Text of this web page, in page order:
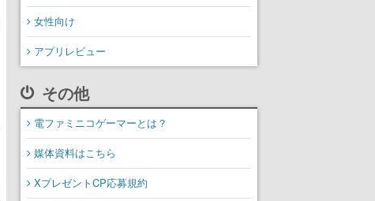
女性向け
アプリレビュー
その他
電ファミニコゲーマーとは？
媒体資料はこちら
XプレゼントCP応募規約